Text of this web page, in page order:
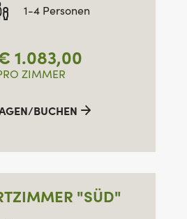
1-4 Personen
1.083,00
ZIMMER
BUCHEN
"SÜD"